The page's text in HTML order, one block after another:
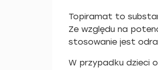
Topiramat to
Ze względu na
stosowanie jest
W przypadku dzieci